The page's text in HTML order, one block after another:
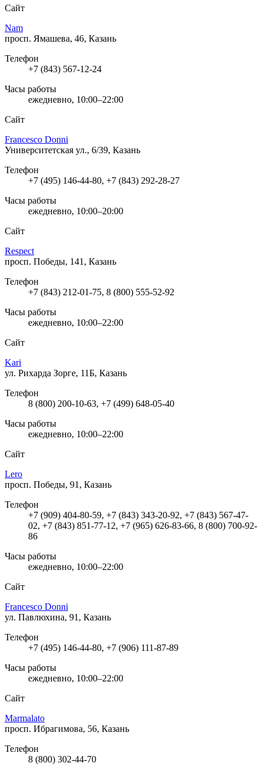
Сайт
Nam
просп. Ямашева, 46, Казань
Телефон
+7 (843) 567-12-24
Часы работы
ежедневно, 10:00–22:00
Сайт
Francesco Donni
Университетская ул., 6/39, Казань
Телефон
+7 (495) 146-44-80, +7 (843) 292-28-27
Часы работы
ежедневно, 10:00–20:00
Сайт
Respect
просп. Победы, 141, Казань
Телефон
+7 (843) 212-01-75, 8 (800) 555-52-92
Часы работы
ежедневно, 10:00–22:00
Сайт
Kari
ул. Рихарда Зорге, 11Б, Казань
Телефон
8 (800) 200-10-63, +7 (499) 648-05-40
Часы работы
ежедневно, 10:00–22:00
Сайт
Lero
просп. Победы, 91, Казань
Телефон
+7 (909) 404-80-59, +7 (843) 343-20-92, +7 (843) 567-47-
02, +7 (843) 851-77-12, +7 (965) 626-83-66, 8 (800) 700-92-
86
Часы работы
ежедневно, 10:00–22:00
Сайт
Francesco Donni
ул. Павлюхина, 91, Казань
Телефон
+7 (495) 146-44-80, +7 (906) 111-87-89
Часы работы
ежедневно, 10:00–22:00
Сайт
Marmalato
просп. Ибрагимова, 56, Казань
Телефон
8 (800) 302-44-70